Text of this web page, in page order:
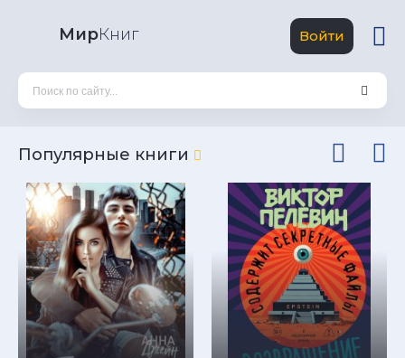
МирКниг Войти
Популярные книги